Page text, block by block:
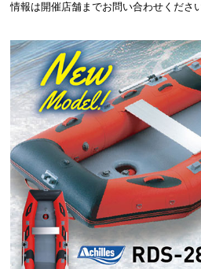
情報は開催店舗までお問い合わせください